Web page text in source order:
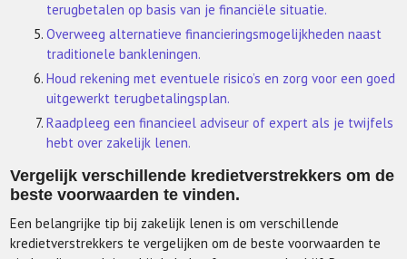
terugbetalen op basis van je financiële situatie.
Overweeg alternatieve financieringsmogelijkheden naast
traditionele bankleningen.
Houd rekening met eventuele risico’s en zorg voor een goed
uitgewerkt terugbetalingsplan.
Raadpleeg een financieel adviseur of expert als je twijfels
hebt over zakelijk lenen.
Vergelijk verschillende kredietverstrekkers om de
beste voorwaarden te vinden.
Een belangrijke tip bij zakelijk lenen is om verschillende
kredietverstrekkers te vergelijken om de beste voorwaarden te